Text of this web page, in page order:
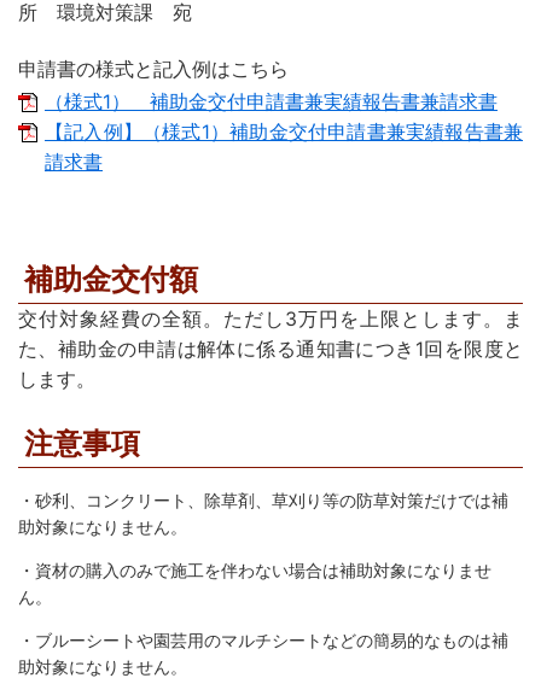
所 環境対策課 宛
申請書の様式と記入例はこちら
（様式1） 補助金交付申請書兼実績報告書兼請求書
【記入例】（様式1）補助金交付申請書兼実績報告書兼
請求書
補助金交付額
交付対象経費の全額。ただし3万円を上限とします。ま
た、補助金の申請は解体に係る通知書につき1回を限度と
します。
注意事項
・砂利、コンクリート、除草剤、草刈り等の防草対策だけでは補
助対象になりません。
・資材の購入のみで施工を伴わない場合は補助対象になりませ
ん。
・ブルーシートや園芸用のマルチシートなどの簡易的なものは補
助対象になりません。